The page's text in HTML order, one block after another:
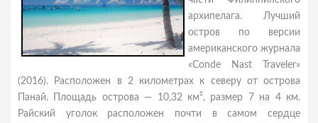
архипелага. Лучший
остров по версии
американского журнала
«Conde Nast Traveler»
(2016). Расположен в 2 километрах к северу от острова
Панай. Площадь острова — 10,32 км², размер 7 на 4 км.
Райский уголок расположен почти в самом сердце